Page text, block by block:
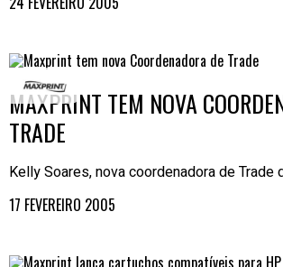
MAXPRINT TEM NOVA
TRADE
Kelly Soares, nova coordenadora de Trade
17 FEVEREIRO 2005